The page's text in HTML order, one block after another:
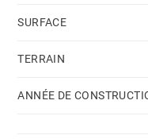
387650302
SURFACE
TERRAIN
ANNÉE DE